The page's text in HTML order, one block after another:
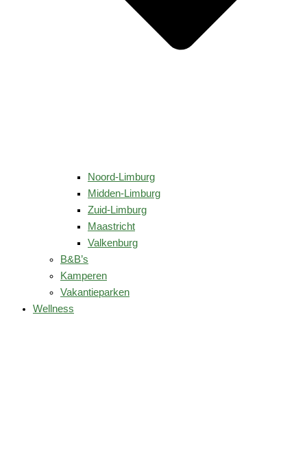
Noord-Limburg
Midden-Limburg
Zuid-Limburg
Maastricht
Valkenburg
B&B’s
Kamperen
Vakantieparken
Wellness